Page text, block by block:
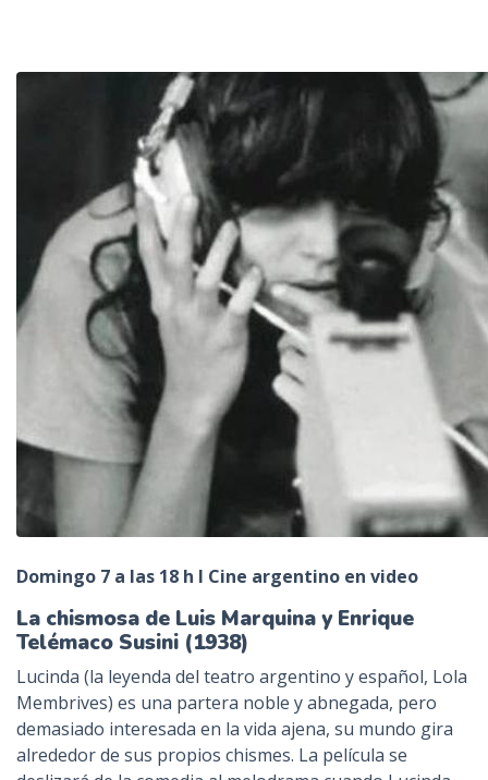
Domingo 7 a las 18 h I Cine argentino en video
La chismosa de Luis Marquina y Enrique
Telémaco Susini (1938)
Lucinda (la leyenda del teatro argentino y español, Lola
Membrives) es una partera noble y abnegada, pero
demasiado interesada en la vida ajena, su mundo gira
alrededor de sus propios chismes. La película se